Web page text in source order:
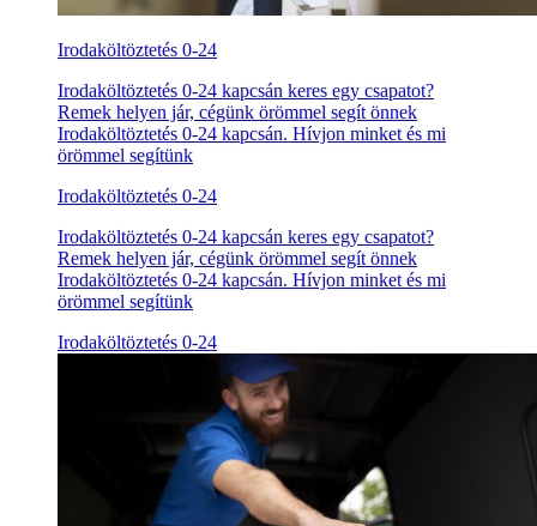
Irodaköltöztetés 0-24
Irodaköltöztetés 0-24 kapcsán keres egy csapatot?
Remek helyen jár, cégünk örömmel segít önnek
Irodaköltöztetés 0-24 kapcsán. Hívjon minket és mi
örömmel segítünk
Irodaköltöztetés 0-24
Irodaköltöztetés 0-24 kapcsán keres egy csapatot?
Remek helyen jár, cégünk örömmel segít önnek
Irodaköltöztetés 0-24 kapcsán. Hívjon minket és mi
örömmel segítünk
Irodaköltöztetés 0-24